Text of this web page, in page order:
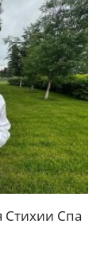
Стихии Спа